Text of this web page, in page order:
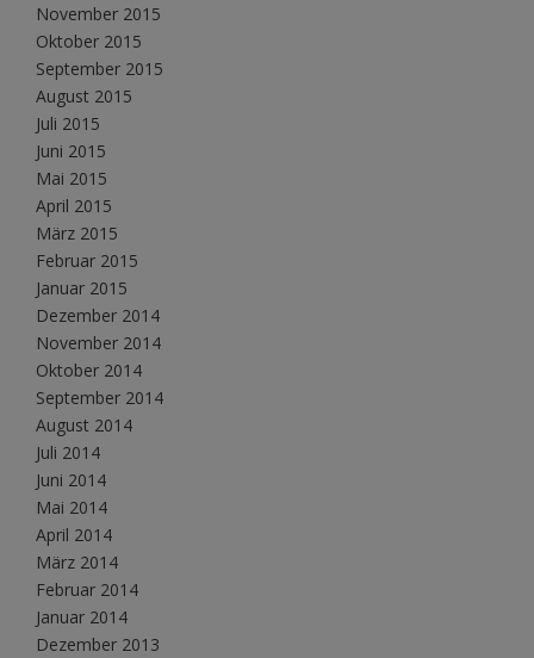
November 2015
Oktober 2015
September 2015
August 2015
Juli 2015
Juni 2015
Mai 2015
April 2015
März 2015
Februar 2015
Januar 2015
Dezember 2014
November 2014
Oktober 2014
September 2014
August 2014
Juli 2014
Juni 2014
Mai 2014
April 2014
März 2014
Februar 2014
Januar 2014
Dezember 2013